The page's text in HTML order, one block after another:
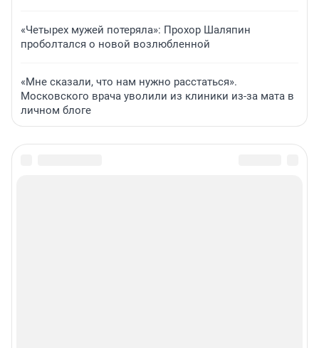
«Четырех мужей потеряла»: Прохор Шаляпин
проболтался о новой возлюбленной
«Мне сказали, что нам нужно расстаться».
Московского врача уволили из клиники из-за мата в
личном блоге